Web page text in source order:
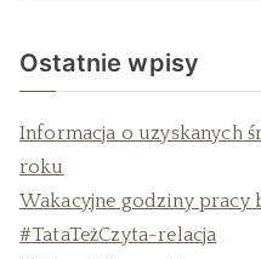
Ostatnie wpisy
Informacja o uzyskanych
roku
Wakacyjne godziny
#TataTeżCzyta-relacja